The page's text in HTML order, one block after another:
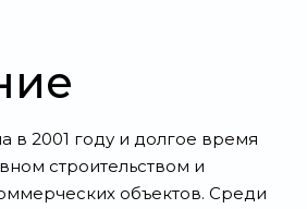
в 2001 году и долгое время
строительством и
объектов. Среди